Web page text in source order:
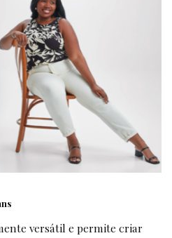
versátil e permite criar